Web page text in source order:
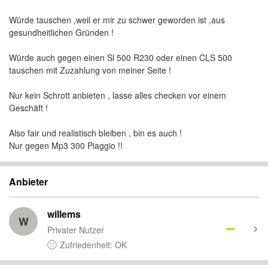
Würde tauschen ,weil er mir zu schwer geworden ist ,aus
gesundheitlichen Gründen !
Würde auch gegen einen Sl 500 R230 oder einen CLS 500
tauschen mit Zuzahlung von meiner Seite !
Nur kein Schrott anbieten , lasse alles checken vor einem
Geschäft !
Also fair und realistisch bleiben , bin es auch !
Nur gegen Mp3 300 Piaggio !!
Anbieter
W willems
Privater Nutzer
Zufriedenheit: OK